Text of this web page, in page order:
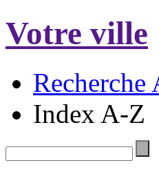
Votre ville
Recherche
Index A-Z